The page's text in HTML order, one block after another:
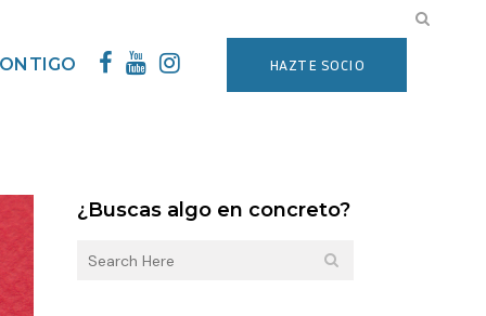
HAZTE SOCIO
¿Buscas algo en concreto?